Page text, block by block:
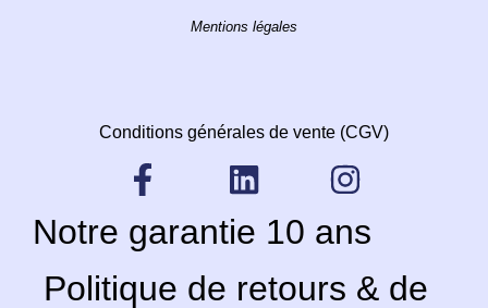
Mentions légales
Conditions générales de vente (CGV)
Notre garantie 10 ans
Politique de retours & de